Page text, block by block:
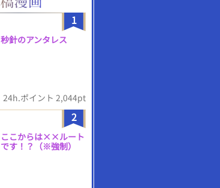
1
秒針のアンタレス
24h.ポイント 2,044pt
2
ここからは××ルート
です！？（※強制）